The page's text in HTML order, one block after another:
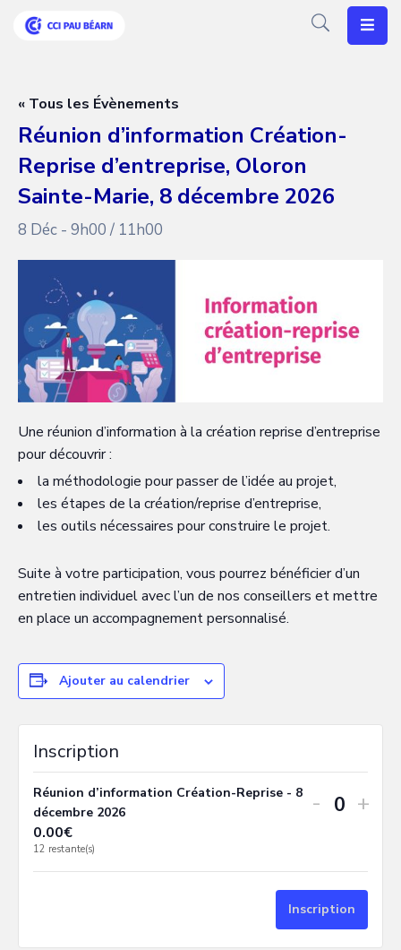
CCI
Vos
Besoins
Articles
Solutions
« Tous les Évènements
Réunion d’information Création-
Reprise d’entreprise, Oloron
Sainte-Marie, 8 décembre 2026
8 Déc - 9h00/ 11h00
Une réunion d’information à la création reprise d’entreprise
pour découvrir :
la méthodologie pour passer de l’idée au projet,
les étapes de la création/reprise d’entreprise,
les outils nécessaires pour construire le projet.
Suite à votre participation, vous pourrez bénéficier d’un
entretien individuel avec l’un de nos conseillers et mettre
en place un accompagnement personnalisé.
Ajouter au calendrier
Inscription
Réunion d’information Création-Reprise - 8
décembre 2026
0.00€
12 restante(s)
- +
Inscription